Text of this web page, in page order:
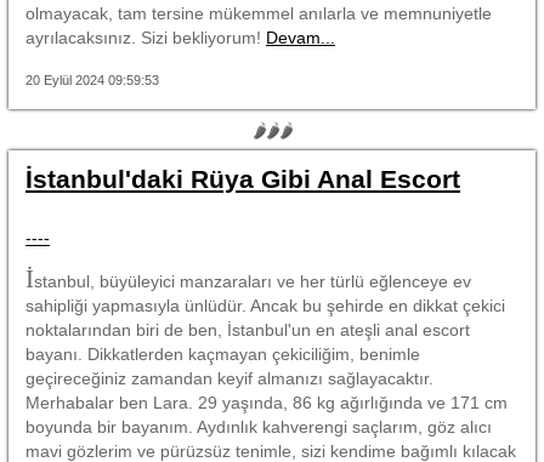
olmayacak, tam tersine mükemmel anılarla ve memnuniyetle
ayrılacaksınız. Sizi bekliyorum! Devam...
20 Eylül 2024 09:59:53
🌶🌶🌶
İstanbul'daki Rüya Gibi Anal Escort
----
İstanbul, büyüleyici manzaraları ve her türlü eğlenceye ev
sahipliği yapmasıyla ünlüdür. Ancak bu şehirde en dikkat çekici
noktalarından biri de ben, İstanbul'un en ateşli anal escort
bayanı. Dikkatlerden kaçmayan çekiciliğim, benimle
geçireceğiniz zamandan keyif almanızı sağlayacaktır.
Merhabalar ben Lara. 29 yaşında, 86 kg ağırlığında ve 171 cm
boyunda bir bayanım. Aydınlık kahverengi saçlarım, göz alıcı
mavi gözlerim ve pürüzsüz tenimle, sizi kendime bağımlı kılacak